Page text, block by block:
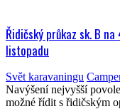
Řidičský průkaz sk. B
listopadu
Svět karavaningu
Navýšení nejvyšší
možné řídit s řidičským